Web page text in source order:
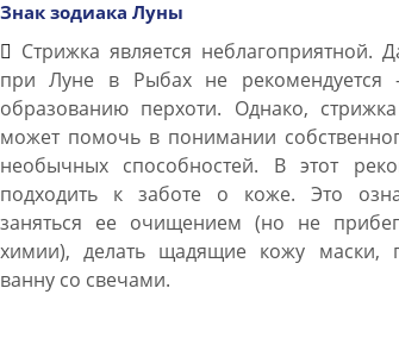
Знак зодиака Луны
Стрижка является неблагоприятной.
при Луне в Рыбах не рекомендуется
образованию перхоти. Однако,
может помочь в понимании
необычных способностей. В этот
подходить к заботе о коже. Это
заняться ее очищением (но не
химии), делать щадящие кожу маски,
ванну со свечами.